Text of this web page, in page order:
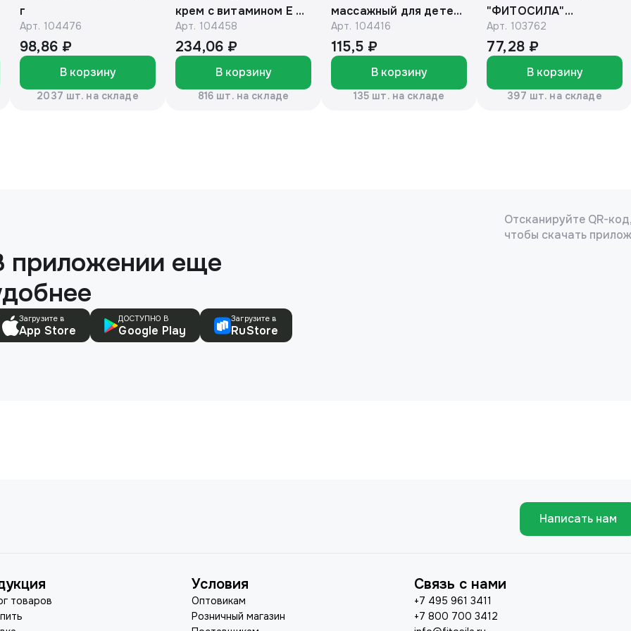
г
Арт. 104476
98,86 ₽
В корзину
2037 шт. на складе
крем с витамином Е и
маслом макадамии
150г
Арт. 104458
234,06 ₽
В корзину
816 шт. на складе
массажный для детей
с барсучьим жиром
50г. «Эколон»®
Арт. 104416
115,5 ₽
В корзину
135 шт. на складе
"ФИТОСИЛА"
(коробочка)
Арт. 103762
77,28 ₽
В корзину
397 шт. на складе
приложении еще
Загрузите в
App Store
ДОСТУПНО В
Google Play
Загрузите в
RuStore
Отсканируйте QR-код,
чтобы скачать
Написать нам
товаров
Условия
Оптовикам
Розничный магазин
Связь с нами
+7 495 961 3411
+7 800 700 3412